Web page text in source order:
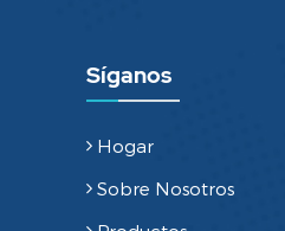
Síganos
Hogar
Sobre Nosotros